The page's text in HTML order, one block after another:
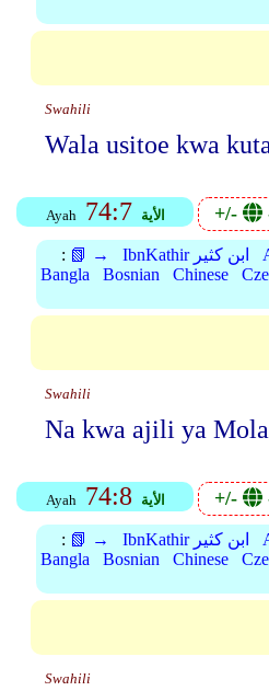
Swahili
Wala usitoe kwa
Ayah 74:7 الأية +/-
: 📗 → IbnKathir ابن كثير
Bangla
Bosnian Chinese
Swahili
Na kwa ajili ya
Ayah 74:8 الأية +/-
: 📗 → IbnKathir ابن كثير
Bangla
Bosnian Chinese
Swahili